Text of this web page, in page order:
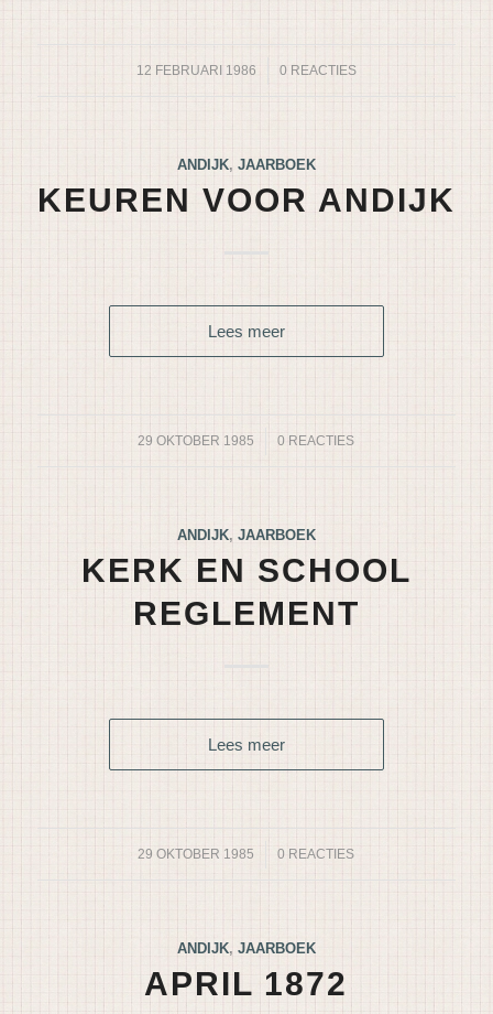
12 FEBRUARI 1986
/ 0 REACTIES
ANDIJK, JAARBOEK
KEUREN VOOR ANDIJK
Lees meer
29 OKTOBER 1985
/ 0 REACTIES
ANDIJK, JAARBOEK
KERK EN SCHOOL
REGLEMENT
Lees meer
29 OKTOBER 1985
/ 0 REACTIES
ANDIJK, JAARBOEK
APRIL 1872